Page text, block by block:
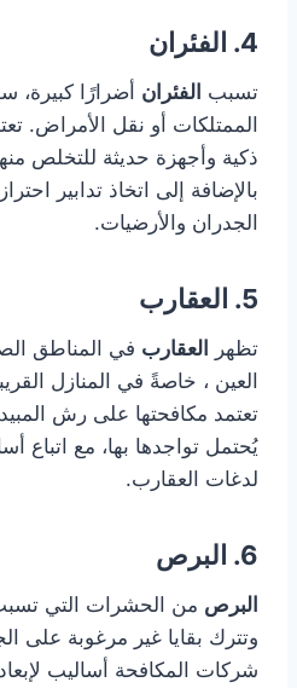
4. الفئران
تسبب الفئران أضرارًا كبيرة،
الممتلكات أو نقل الأمراض.
ذكية وأجهزة حديثة للتخلص
بالإضافة إلى اتخاذ تدابير
الجدران والأرضيات.
5. العقارب
تظهر العقارب في المناطق
العين ، خاصةً في المنازل
تعتمد مكافحتها على رش
يُحتمل تواجدها بها، مع اتباع
لدغات العقارب.
6. البرص
البرص من الحشرات التي
وتترك بقايا غير مرغوبة على
شركات المكافحة أساليب